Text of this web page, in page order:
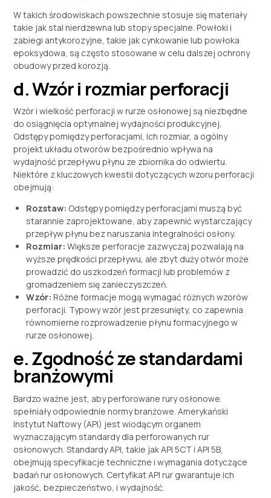
W takich środowiskach powszechnie stosuje się materiały
takie jak stal nierdzewna lub stopy specjalne. Powłoki i
zabiegi antykorozyjne, takie jak cynkowanie lub powłoka
epoksydowa, są często stosowane w celu dalszej ochrony
obudowy przed korozją.
d. Wzór i rozmiar perforacji
Wzór i wielkość perforacji w rurze osłonowej są niezbędne
do osiągnięcia optymalnej wydajności produkcyjnej.
Odstępy pomiędzy perforacjami, ich rozmiar, a ogólny
projekt układu otworów bezpośrednio wpływa na
wydajność przepływu płynu ze zbiornika do odwiertu.
Niektóre z kluczowych kwestii dotyczących wzoru perforacji
obejmują:
Rozstaw: Odstępy pomiędzy perforacjami muszą być
starannie zaprojektowane, aby zapewnić wystarczający
przepływ płynu bez naruszania integralności osłony.
Rozmiar: Większe perforacje zazwyczaj pozwalają na
wyższe prędkości przepływu, ale zbyt duży otwór może
prowadzić do uszkodzeń formacji lub problemów z
gromadzeniem się zanieczyszczeń.
Wzór: Różne formacje mogą wymagać różnych wzorów
perforacji. Typowy wzór jest przesunięty, co zapewnia
równomierne rozprowadzenie płynu formacyjnego w
rurze osłonowej.
e. Zgodność ze standardami
branżowymi
Bardzo ważne jest, aby perforowane rury osłonowe
spełniały odpowiednie normy branżowe. Amerykański
Instytut Naftowy (API) jest wiodącym organem
wyznaczającym standardy dla perforowanych rur
osłonowych. Standardy API, takie jak API 5CT i API 5B,
obejmują specyfikacje techniczne i wymagania dotyczące
badań rur osłonowych. Certyfikat API rur gwarantuje ich
jakość, bezpieczeństwo, i wydajność.